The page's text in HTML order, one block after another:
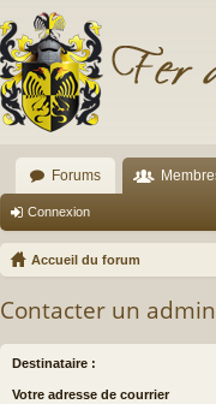
Forums
Connexion
Accueil du forum
Contacter un
Destinataire :
Votre adresse de courrier